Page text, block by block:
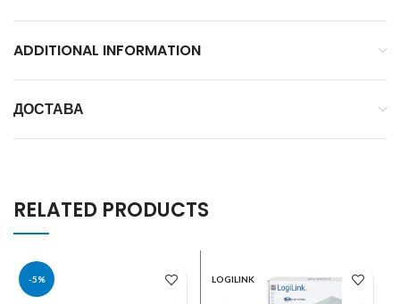
ADDITIONAL INFORMATION
ДОСТАВА
RELATED PRODUCTS
-5% LOGILINK